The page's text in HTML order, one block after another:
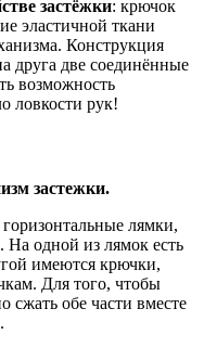
застёжки: крючок
эластичной ткани
Конструкция
друга две соединённые
возможность
ловкости рук!
застежки.
лямки,
На одной из лямок есть
имеются крючки,
Для того, чтобы
сжать обе части вместе